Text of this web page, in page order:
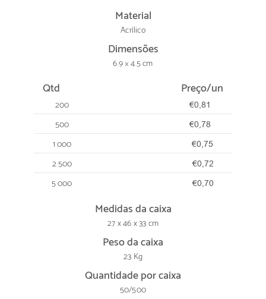
Material
Acrílico
Dimensões
6.9 × 4.5 cm
Qtd Preço/un
200 €0,81
500 €0,78
1 000 €0,75
2 500 €0,72
5 000 €0,70
Medidas da caixa
27 x 46 x 33 cm
Peso da caixa
23 Kg
Quantidade por caixa
50/500